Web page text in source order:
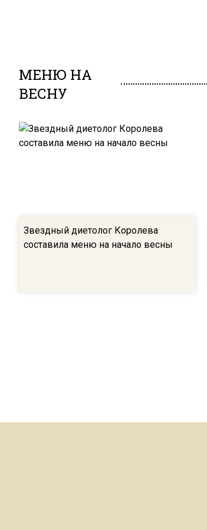
МЕНЮ НА
ВЕСНУ
Звездный диетолог Королева
составила меню на начало весны